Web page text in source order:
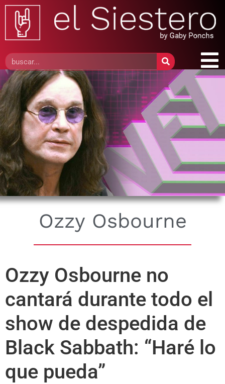
Ozzy Osbourne
Ozzy Osbourne no
cantará durante todo el
show de despedida de
Black Sabbath: “Haré lo
que pueda”